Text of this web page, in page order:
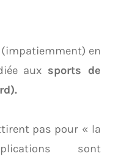
en
aux sports de
pas pour « la
sont